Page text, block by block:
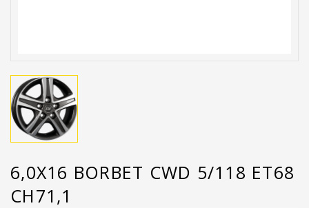
6,0X16 BORBET CWD 5/118 ET68
CH71,1